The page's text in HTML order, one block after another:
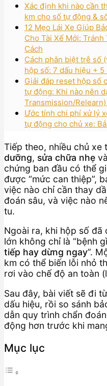
Xác định khi nào cần
km cho số tự động &
12 Mẹo Lái Xe Giúp
Cho Tài Xế Mới:
Cách
Cách phân biệt trễ số
hộp số: 7 dấu hiệu +
Giải đáp reset hộp số
tự động: Khi nào nên
Transmission/
Ước tính chi phí xử lý
tự động cho chủ xe:
Tiếp theo, nhiều chủ xe
dưỡng, sửa chữa nhẹ và
chứng ban đầu có thể
được “mức can thiệp”,
việc nào chỉ cần thay
đoán sâu, và việc nào
tu.
Ngoài ra, khi hộp số đã
lớn không chỉ là “bệnh
tiếp hay dừng ngay”.
km có thể biến lỗi nhỏ
rơi vào chế độ an toàn
Sau đây, bài viết sẽ đi
dấu hiệu, rồi so sánh
dẫn quy trình chẩn
động hơn trước khi
Mục lục